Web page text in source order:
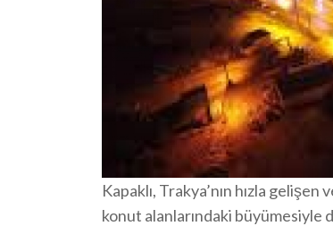
Kapaklı, Trakya’nın hızla
konut alanlarındaki büyümesiyle